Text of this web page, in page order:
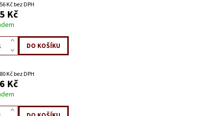
Kč bez DPH
Kč
Kč bez DPH
Kč